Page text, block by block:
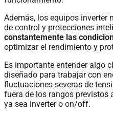
Además, los equipos inverter
de control y protecciones
constantemente las
optimizar el rendimiento y
Es importante entender algo
diseñado para trabajar con
fluctuaciones severas de
fuera de los rangos previstos
ya sea inverter o on/off.